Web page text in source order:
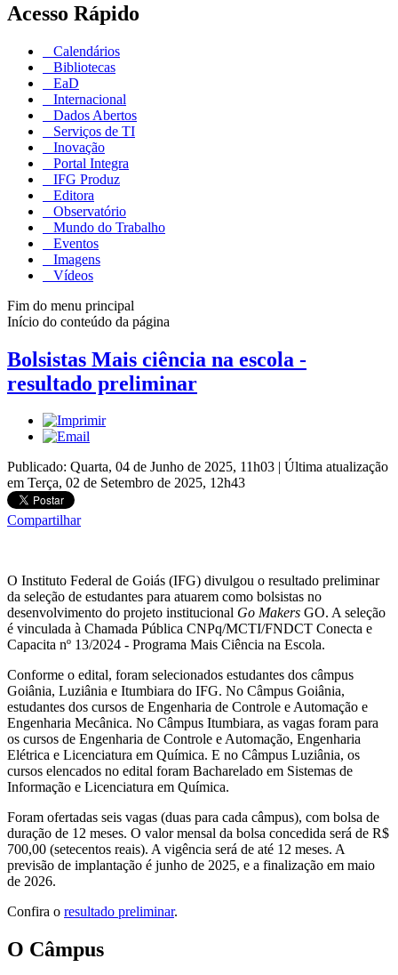
Acesso Rápido
Calendários
Bibliotecas
EaD
Internacional
Dados Abertos
Serviços de TI
Inovação
Portal Integra
IFG Produz
Editora
Observatório
Mundo do Trabalho
Eventos
Imagens
Vídeos
Fim do menu principal
Início do conteúdo da página
Bolsistas Mais ciência na escola -
resultado preliminar
Publicado: Quarta, 04 de Junho de 2025, 11h03 | Última atualização
em Terça, 02 de Setembro de 2025, 12h43
Compartilhar
O Instituto Federal de Goiás (IFG) divulgou o resultado preliminar
da seleção de estudantes para atuarem como bolsistas no
desenvolvimento do projeto institucional Go Makers GO. A seleção
é vinculada à Chamada Pública CNPq/MCTI/FNDCT Conecta e
Capacita nº 13/2024 - Programa Mais Ciência na Escola.
Conforme o edital, foram selecionados estudantes dos câmpus
Goiânia, Luziânia e Itumbiara do IFG. No Câmpus Goiânia,
estudantes dos cursos de Engenharia de Controle e Automação e
Engenharia Mecânica. No Câmpus Itumbiara, as vagas foram para
os cursos de Engenharia de Controle e Automação, Engenharia
Elétrica e Licenciatura em Química. E no Câmpus Luziânia, os
cursos elencados no edital foram Bacharelado em Sistemas de
Informação e Licenciatura em Química.
Foram ofertadas seis vagas (duas para cada câmpus), com bolsa de
duração de 12 meses. O valor mensal da bolsa concedida será de R$
700,00 (setecentos reais). A vigência será de até 12 meses. A
previsão de implantação é junho de 2025, e a finalização em maio
de 2026.
Confira o resultado preliminar.
O Câmpus